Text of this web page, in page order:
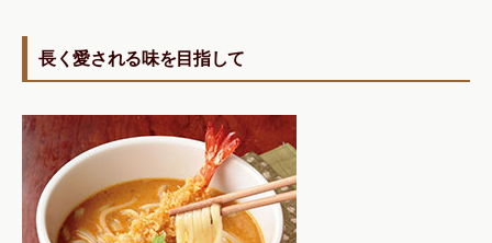
長く愛される味を目指して